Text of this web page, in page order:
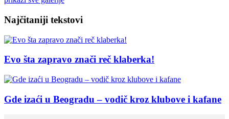
Najčitaniji tekstovi
Evo šta zapravo znači reč klaberka!
Gde izaći u Beogradu – vodič kroz klubove i kafane